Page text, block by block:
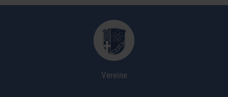
Vereine